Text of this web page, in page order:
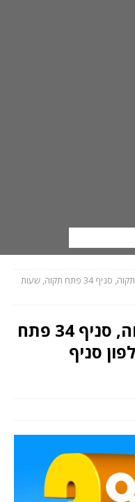
בנק בינלאומי פתח תקוה, סניף 34 פתח תקוה, שעות
בנק בינלאומי פתח תקוה, סניף 34 פתח
סניף